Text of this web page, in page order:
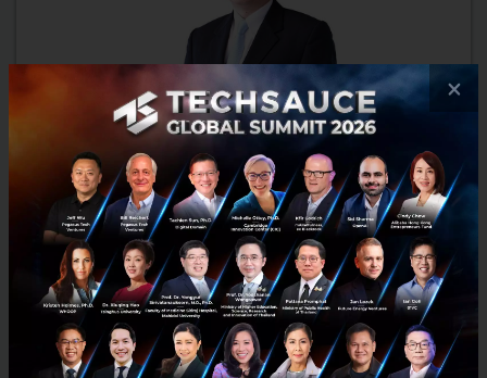
กรุงไทย ทุบสถิติใหม่ ขายพันธบัตรวอลเล็ต สบม. วงเงิน 1 หมื่น
ล้านบาท หมดใน 12 นาที
กรุงไทย สร้างสถิติใหม่ ขายพันธบัตรออมทรัพย์รุ่น “ออมไปด้วยกัน” บน
วอลเล็ต สบม. ในแอปฯ เป๋าตัง วงเงิน 10,000 ล้านบาท หมดภายใน 12 นาที
ตอกย้ำศักยภาพระบบ รองรับการทำธุรกรรมดิจิทัลทุกร...
×